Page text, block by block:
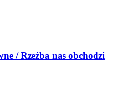
/ Rzeźba nas obchodzi